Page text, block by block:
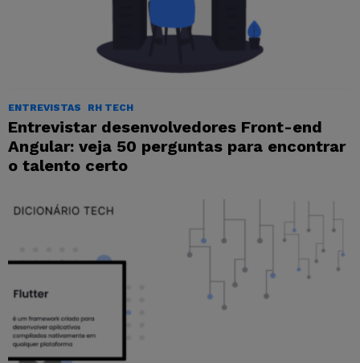
ENTREVISTAS RH TECH
Entrevistar desenvolvedores Front-end
Angular: veja 50 perguntas para encontrar
o talento certo